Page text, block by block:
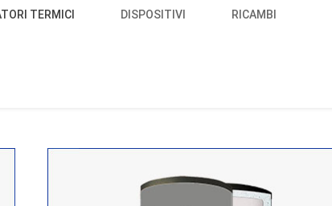
TERMICI DISPOSITIVI RICAMBI